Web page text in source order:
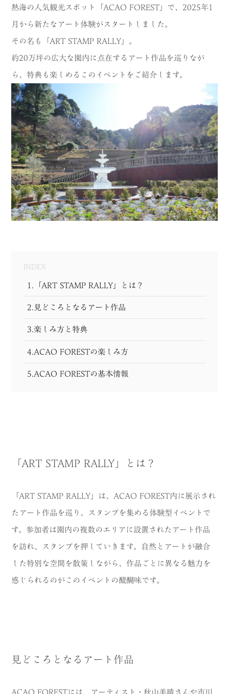
神社仏閣 食
人 洞窟・島
体験 宿
ABOUT
MODEL COURSE
EVENT
ACCESS
COLUMN
LINK
熱海の人気観光スポット「ACAO FOREST」で、2025年1
月から新たなアート体験がスタートしました。
その名も「ART STAMP RALLY」。
約20万坪の広大な園内に点在するアート作品を巡りなが
ら、特典も楽しめるこのイベントをご紹介します。
INDEX
1.「ART STAMP RALLY」とは？
2.見どころとなるアート作品
3.楽しみ方と特典
4.ACAO FORESTの楽しみ方
5.ACAO FORESTの基本情報
「ART STAMP RALLY」とは？
「ART STAMP RALLY」は、ACAO FOREST内に展示され
たアート作品を巡り、スタンプを集める体験型イベントで
す。参加者は園内の複数のエリアに設置されたアート作品
を訪れ、スタンプを押していきます。自然とアートが融合
した特別な空間を散策しながら、作品ごとに異なる魅力を
感じられるのがこのイベントの醍醐味です。
見どころとなるアート作品
ACAO FORESTには、アーティスト・秋山美晴さんや市川